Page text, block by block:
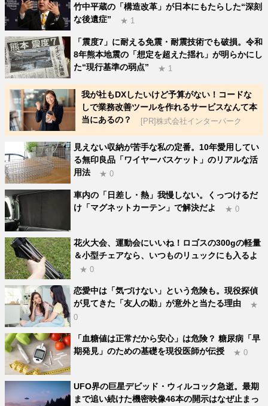
竹中平蔵の「構造改革」が日本にもたらした“深刻
な後遺症”
★ 1
「震度7」に耐える免震・耐震技術でも破損。令和
8年熊本地震の「想定を超えた揺れ」が明らかにし
た“現行基準の弱点”
★ 1
我が社もDXしたいけど予算がない！コードな
しで業務改善ツールを作れるサービスなんて本
当にあるの？
[PR]株式会社インターパーク
見えない収納が苦手な私の定番。10年愛用してい
る無印良品「ワイヤーバスケット」のリアルな活
用法
★ 0
車内の「日差し・熱」我慢しない。くっつけるだ
け「マグネットカーテン」で解決だよ
★ 0
花火大会、運動会にいいね！ロゴスの300gの軽量
＆小型チェアなら、いつものリュックにも入るよ
★ 0
恋愛中は「気づけない」という危険も。現役探偵
が見てきた「友人の勘」が意外と当たる理由
★
0
「血糖値は正常だから安心」は危険？ 糖尿病「早
期発見」のための基礎を現役医師が伝授
★ 0
UFO界の巨星デビッド・ウィルコック急逝。最期
まで追い続けた機密映像46本の開示はなぜ止まっ